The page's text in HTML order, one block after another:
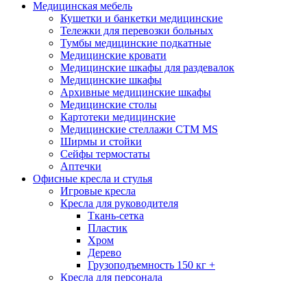
Медицинская мебель
Кушетки и банкетки медицинские
Тележки для перевозки больных
Тумбы медицинские подкатные
Медицинские кровати
Медицинские шкафы для раздевалок
Медицинские шкафы
Архивные медицинские шкафы
Медицинские столы
Картотеки медицинские
Медицинские стеллажи CTM MS
Ширмы и стойки
Сейфы термостаты
Аптечки
Офисные кресла и стулья
Игровые кресла
Кресла для руководителя
Ткань-сетка
Пластик
Хром
Дерево
Грузоподъемность 150 кг +
Кресла для персонала